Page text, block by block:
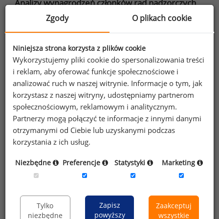
Analizy wynagrodzeń członków rad nadzorczych
dane ogólne o wynagrodzeniach osób
zasiadających w RN,
wynagrodzenia osób pełniących różne funkcje
w RN,
wynagrodzenia osób zasiadających w RN
banków o różnej wielkości: przychodów,
aktywów, kapitałów własnych, zysku netto,
zatrudnienia oraz wskaźników EPS i free float.
Rankingi
wynagrodzeniem,
Zgody O plikach cookie
Niniejsza strona korzysta z plików cookie
Wykorzystujemy pliki cookie do spersonalizowania treści
i reklam, aby oferować funkcje społecznościowe i
analizować ruch w naszej witrynie. Informacje o tym, jak
korzystasz z naszej witryny, udostępniamy partnerom
społecznościowym, reklamowym i analitycznym.
Partnerzy mogą połączyć te informacje z innymi danymi
otrzymanymi od Ciebie lub uzyskanymi podczas
korzystania z ich usług.
Niezbędne Preferencje Statystyki Marketing
Tylko
niezbędne
Zapisz
powyższy
Zaakceptuj
wszystkie